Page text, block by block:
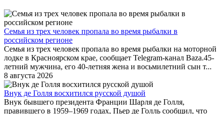
Семья из трех человек пропала во время рыбалки в
российском регионе
Семья из трех человек пропала во время рыбалки на моторной
лодке в Красноярском крае, сообщает Telegram-канал Baza.45-
летний мужчина, его 40-летняя жена и восьмилетний сын т...
8 августа 2026
Внук де Голля восхитился русской душой
Внук бывшего президента Франции Шарля де Голля,
правившего в 1959–1969 годах, Пьер де Голль сообщил, что